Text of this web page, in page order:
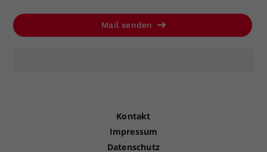
Mail senden
Kontakt
Impressum
Datenschutz